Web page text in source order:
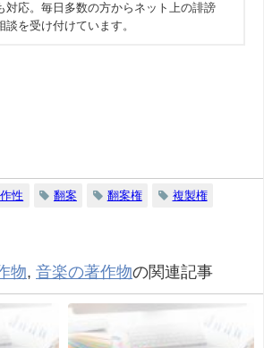
対応。毎日多数の方からネット上の誹謗
を受け付けています。
性 翻案 翻案権 複製権
物, 音楽の著作物の関連記事